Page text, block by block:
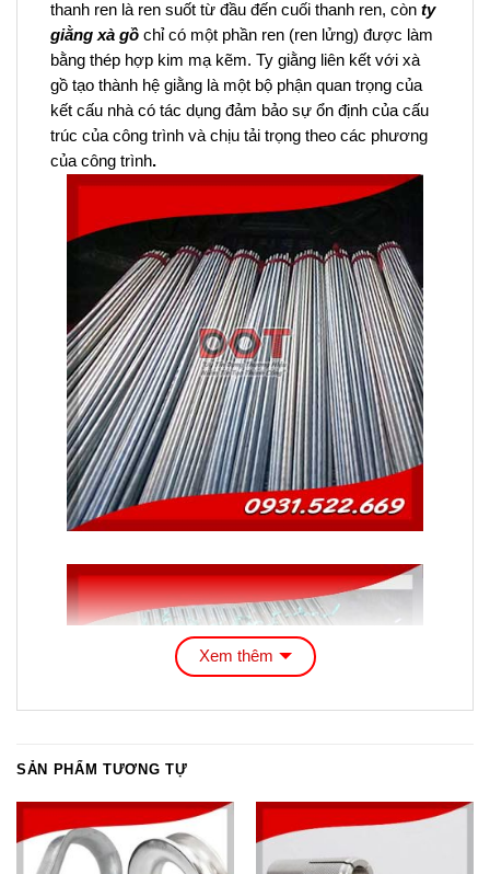
thanh ren là ren suốt từ đầu đến cuối thanh ren, còn ty
giằng xà gồ chỉ có một phần ren (ren lửng) được làm
bằng thép hợp kim mạ kẽm. Ty giằng liên kết với xà
gồ tạo thành hệ giằng là một bộ phận quan trọng của
kết cấu nhà có tác dụng đảm bảo sự ổn định của cấu
trúc của công trình và chịu tải trọng theo các phương
của công trình.
Xem thêm
SẢN PHẨM TƯƠNG TỰ